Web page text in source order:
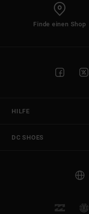
Finde einen Shop
HILFE
DC SHOES